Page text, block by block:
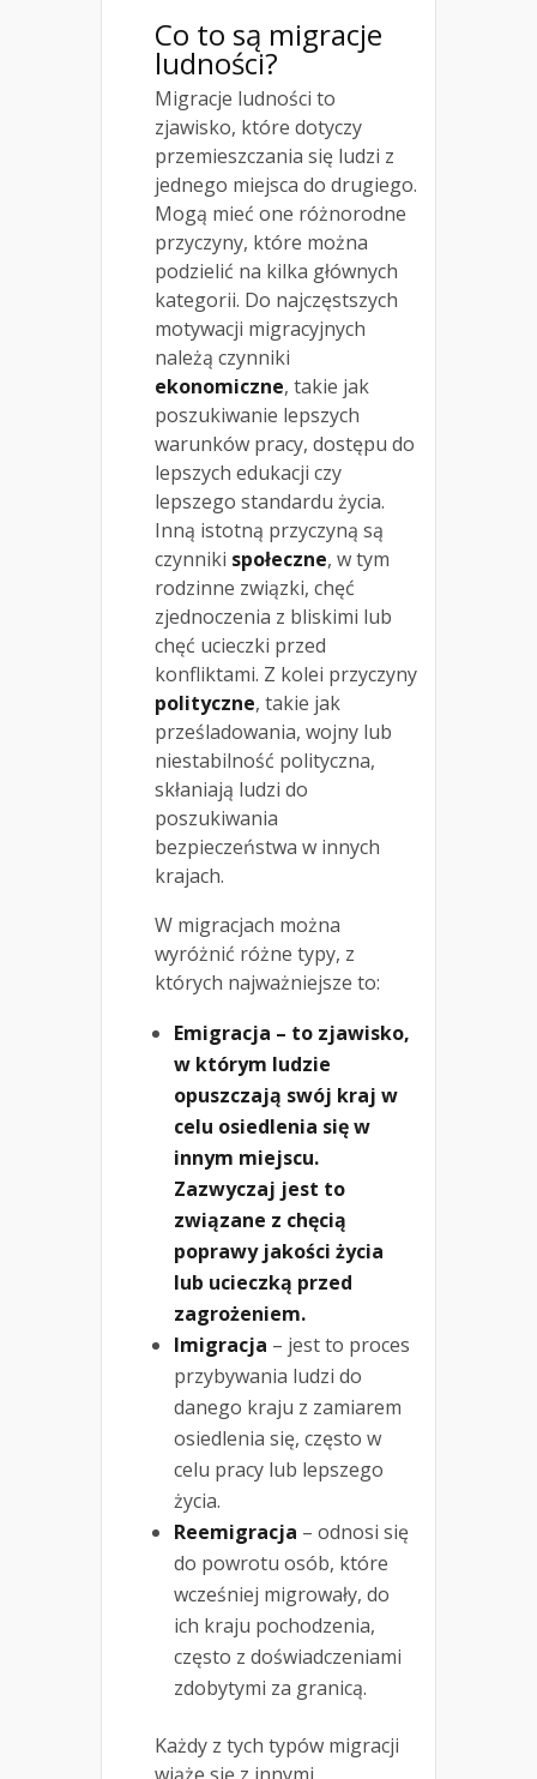
Co to są migracje
ludności?
Migracje ludności to
zjawisko, które dotyczy
przemieszczania się ludzi z
jednego miejsca do drugiego.
Mogą mieć one różnorodne
przyczyny, które można
podzielić na kilka głównych
kategorii. Do najczęstszych
motywacji migracyjnych
należą czynniki
ekonomiczne, takie jak
poszukiwanie lepszych
warunków pracy, dostępu do
lepszych edukacji czy
lepszego standardu życia.
Inną istotną przyczyną są
czynniki społeczne, w tym
rodzinne związki, chęć
zjednoczenia z bliskimi lub
chęć ucieczki przed
konfliktami. Z kolei przyczyny
polityczne, takie jak
prześladowania, wojny lub
niestabilność polityczna,
skłaniają ludzi do
poszukiwania
bezpieczeństwa w innych
krajach.
W migracjach można
wyróżnić różne typy, z
których najważniejsze to:
Emigracja – to zjawisko,
w którym ludzie
opuszczają swój kraj w
celu osiedlenia się w
innym miejscu.
Zazwyczaj jest to
związane z chęcią
poprawy jakości życia
lub ucieczką przed
zagrożeniem.
Imigracja – jest to proces
przybywania ludzi do
danego kraju z zamiarem
osiedlenia się, często w
celu pracy lub lepszego
życia.
Reemigracja – odnosi się
do powrotu osób, które
wcześniej migrowały, do
ich kraju pochodzenia,
często z doświadczeniami
zdobytymi za granicą.
Każdy z tych typów migracji